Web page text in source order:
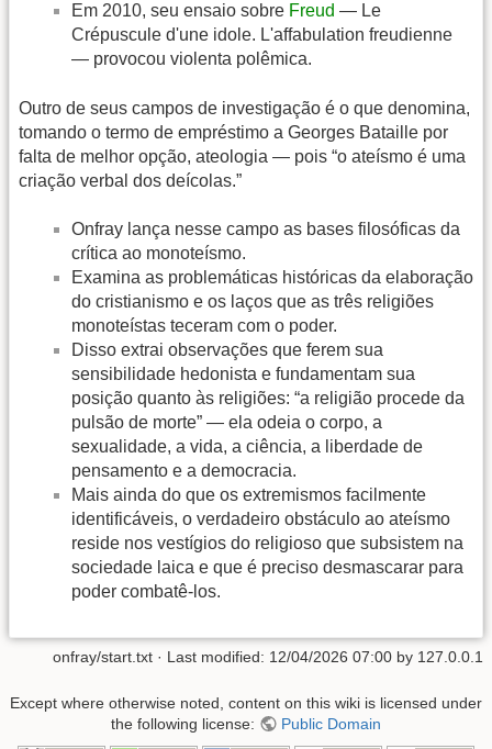
Em 2010, seu ensaio sobre Freud — Le
Crépuscule d'une idole. L'affabulation freudienne
— provocou violenta polêmica.
Outro de seus campos de investigação é o que denomina,
tomando o termo de empréstimo a Georges Bataille por
falta de melhor opção, ateologia — pois “o ateísmo é uma
criação verbal dos deícolas.”
Onfray lança nesse campo as bases filosóficas da
crítica ao monoteísmo.
Examina as problemáticas históricas da elaboração
do cristianismo e os laços que as três religiões
monoteístas teceram com o poder.
Disso extrai observações que ferem sua
sensibilidade hedonista e fundamentam sua
posição quanto às religiões: “a religião procede da
pulsão de morte” — ela odeia o corpo, a
sexualidade, a vida, a ciência, a liberdade de
pensamento e a democracia.
Mais ainda do que os extremismos facilmente
identificáveis, o verdadeiro obstáculo ao ateísmo
reside nos vestígios do religioso que subsistem na
sociedade laica e que é preciso desmascarar para
poder combatê-los.
onfray/start.txt · Last modified: 12/04/2026 07:00 by 127.0.0.1
Except where otherwise noted, content on this wiki is licensed under
the following license:
Public Domain